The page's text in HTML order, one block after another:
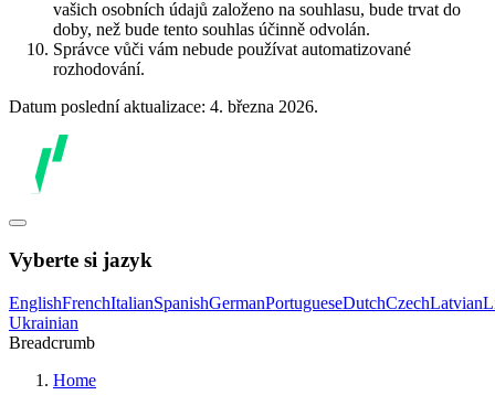
vašich osobních údajů založeno na souhlasu, bude trvat do
doby, než bude tento souhlas účinně odvolán.
Správce vůči vám nebude používat automatizované
rozhodování.
Datum poslední aktualizace: 4. března 2026.
Vyberte si jazyk
EnglishFrenchItalianSpanishGermanPortugueseDutchCzechLatvian
Ukrainian
Breadcrumb
Home